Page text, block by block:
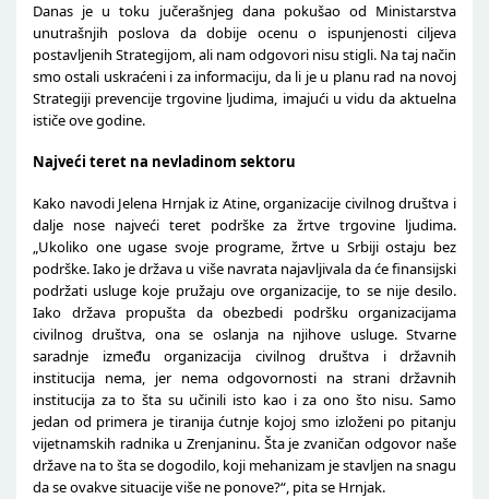
Danas je u toku jučerašnjeg dana pokušao od Ministarstva
unutrašnjih poslova da dobije ocenu o ispunjenosti ciljeva
postavljenih Strategijom, ali nam odgovori nisu stigli. Na taj način
smo ostali uskraćeni i za informaciju, da li je u planu rad na novoj
Strategiji prevencije trgovine ljudima, imajući u vidu da aktuelna
ističe ove godine.
Najveći teret na nevladinom sektoru
Kako navodi Jelena Hrnjak iz Atine, organizacije civilnog društva i
dalje nose najveći teret podrške za žrtve trgovine ljudima.
„Ukoliko one ugase svoje programe, žrtve u Srbiji ostaju bez
podrške. Iako je država u više navrata najavljivala da će finansijski
podržati usluge koje pružaju ove organizacije, to se nije desilo.
Iako država propušta da obezbedi podršku organizacijama
civilnog društva, ona se oslanja na njihove usluge. Stvarne
saradnje između organizacija civilnog društva i državnih
institucija nema, jer nema odgovornosti na strani državnih
institucija za to šta su učinili isto kao i za ono što nisu. Samo
jedan od primera je tiranija ćutnje kojoj smo izloženi po pitanju
vijetnamskih radnika u Zrenjaninu. Šta je zvaničan odgovor naše
države na to šta se dogodilo, koji mehanizam je stavljen na snagu
da se ovakve situacije više ne ponove?“, pita se Hrnjak.